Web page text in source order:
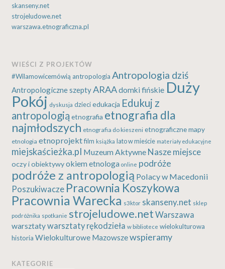
skanseny.net
strojeludowe.net
warszawa.etnograficzna.pl
WIEŚCI Z PROJEKTÓW
#Wilamowicemówią antropologia Antropologia dziś
Antropologiczne szeptyARAAdomki fińskie Duży
Pokój dyskusja dzieci edukacja Edukuj z
antropologiąetnografia etnografia dla
najmłodszych etnografia do kieszeni etnograficzne mapy
etnologia etnoprojekt film książka lato w mieście materiały edukacyjne
miejskaścieżka.pl Muzeum Aktywne Nasze miejsce
oczy i obiektywyokiem etnologa online podróże
podróże z antropologią Polacy w Macedonii
Poszukiwacze Pracownia Koszykowa
Pracownia Warecka s3ktor skanseny.net sklep
podróżnika spotkanie strojeludowe.net Warszawa
warsztatywarsztaty rękodzieła w bibliotece wielokulturowa
historia Wielokulturowe Mazowszewspieramy
KATEGORIE